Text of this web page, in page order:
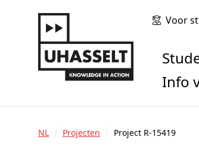
Voor
Info
NL Projecten Project R-15419